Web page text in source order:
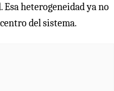
heterogeneidad ya no
del sistema.